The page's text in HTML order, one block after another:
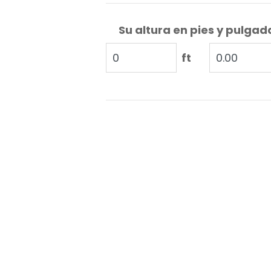
Su altura en pies y
ft